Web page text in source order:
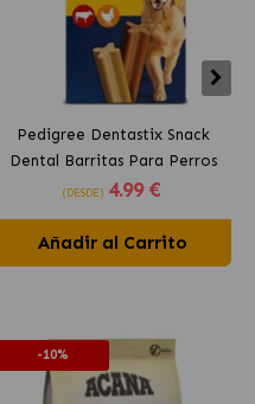
Pedigree Dentastix Snack
Dental Barritas Para Perros
Grandes +25 kg
(DESDE) 4.99 €
Añadir al Carrito
-10%